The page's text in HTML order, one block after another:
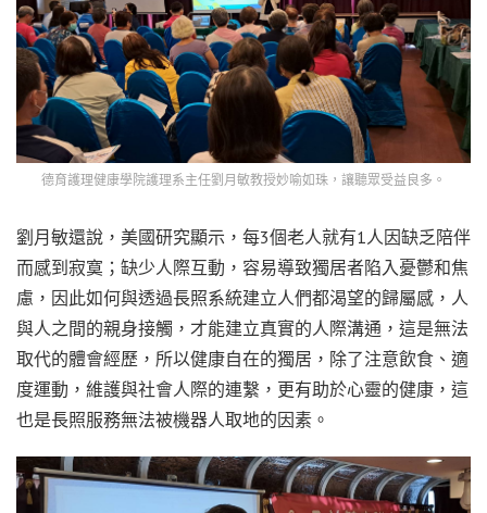
德育護理健康學院護理系主任劉月敏教授妙喻如珠，讓聽眾受益良多。
劉月敏還說，美國研究顯示，每3個老人就有1人因缺乏陪伴
而感到寂寞；缺少人際互動，容易導致獨居者陷入憂鬱和焦
慮，因此如何與透過長照系統建立人們都渴望的歸屬感，人
與人之間的親身接觸，才能建立真實的人際溝通，這是無法
取代的體會經歷，所以健康自在的獨居，除了注意飲食、適
度運動，維護與社會人際的連繫，更有助於心靈的健康，這
也是長照服務無法被機器人取地的因素。